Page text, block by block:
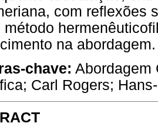
com reflexões
método
na abordagem.
chave: Abordagem
Carl Rogers;